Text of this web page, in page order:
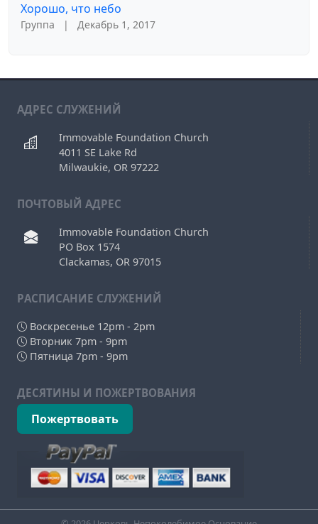
Хорошо, что небо
Группа | Декабрь 1, 2017
АДРЕС СЛУЖЕНИЙ
Immovable Foundation Church
4011 SE Lake Rd
Milwaukie, OR 97222
ПОЧТОВЫЙ АДРЕС
Immovable Foundation Church
PO Box 1574
Clackamas, OR 97015
РAСПИСАНИЕ СЛУЖЕНИЙ
Воскресенье 12pm - 2pm
Вторник 7pm - 9pm
Пятница 7pm - 9pm
ДЕСЯТИНЫ И ПОЖЕРТВОВАНИЯ
Пожертвовать